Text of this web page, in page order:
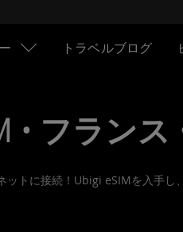
トラベルブログ
• フランス
トに接続！Ubigi eSIMを入手